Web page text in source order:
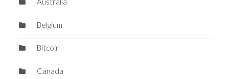
Belgium
Bitcoin
Canada